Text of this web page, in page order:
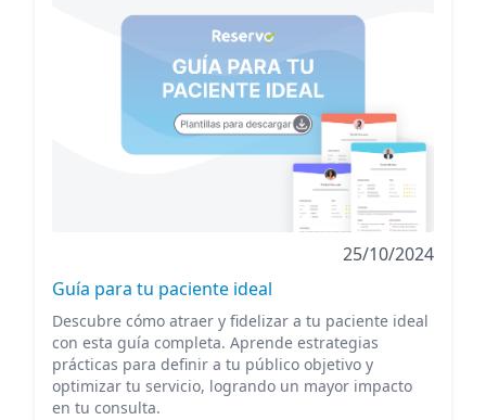
25/10/2024
Guía para tu paciente ideal
Descubre cómo atraer y fidelizar a tu paciente ideal
con esta guía completa. Aprende estrategias
prácticas para definir a tu público objetivo y
optimizar tu servicio, logrando un mayor impacto
en tu consulta.